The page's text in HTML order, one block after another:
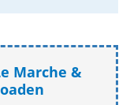
Marche &